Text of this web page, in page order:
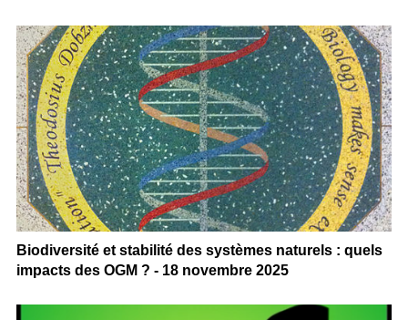
Biodiversité et stabilité des systèmes naturels : quels
impacts des OGM ? - 18 novembre 2025